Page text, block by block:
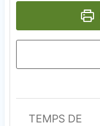
TEMPS DE